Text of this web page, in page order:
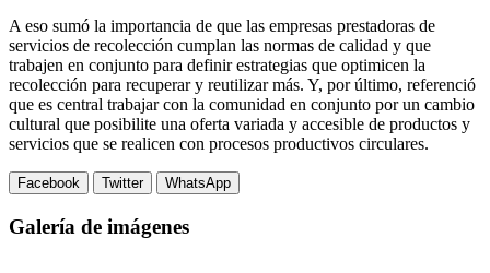
A eso sumó la importancia de que las empresas prestadoras de
servicios de recolección cumplan las normas de calidad y que
trabajen en conjunto para definir estrategias que optimicen la
recolección para recuperar y reutilizar más. Y, por último, referenció
que es central trabajar con la comunidad en conjunto por un cambio
cultural que posibilite una oferta variada y accesible de productos y
servicios que se realicen con procesos productivos circulares.
Facebook Twitter WhatsApp
Galería de imágenes